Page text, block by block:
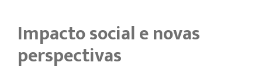
Impacto social e novas
perspectivas